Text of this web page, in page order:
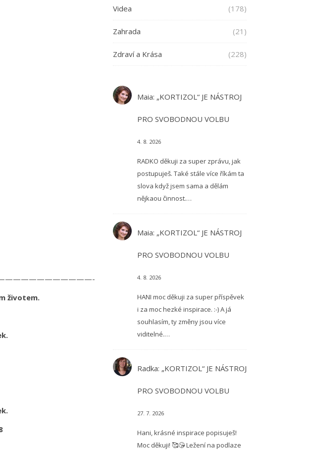
životem.
Videa (178)
Zahrada (21)
Zdraví a Krása (228)
Maia: „KORTIZOL“ JE NÁSTROJ
PRO SVOBODNOU VOLBU
4. 8. 2026
RADKO děkuji za super zprávu, jak
postupuješ. Také stále více říkám ta
slova když jsem sama a dělám
nějkaou činnost.…
Maia: „KORTIZOL“ JE NÁSTROJ
PRO SVOBODNOU VOLBU
4. 8. 2026
HANI moc děkuji za super příspěvek
i za moc hezké inspirace. :-) A já
souhlasím, ty změny jsou více
viditelné.…
Radka: „KORTIZOL“ JE NÁSTROJ
PRO SVOBODNOU VOLBU
27. 7. 2026
Hani, krásné inspirace popisuješ!
Moc děkuji! 🥰😘 Ležení na podlaze